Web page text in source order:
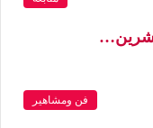
فن ومشاهير